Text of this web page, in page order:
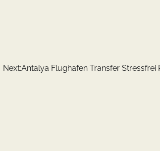
Next:Antalya Flughafen Transfer Stressfrei